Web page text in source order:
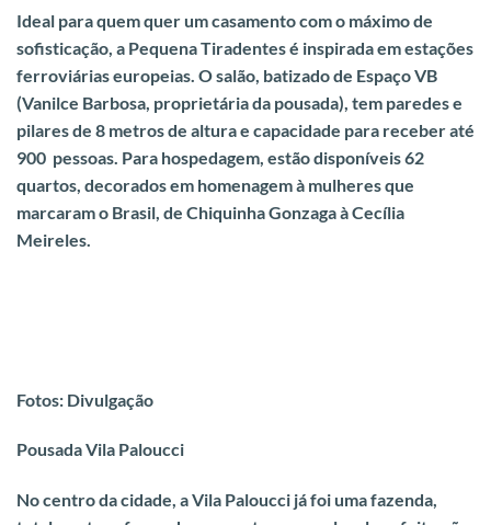
Ideal para quem quer um casamento com o máximo de
sofisticação , a Pequena Tiradentes é inspirada em estações
ferroviárias europeias. O salão, batizado de Espaço VB
(Vanilce Barbosa, proprietária da pousada), tem paredes e
pilares de 8 metros de altura e capacidade para receber até
900 pessoas. Para hospedagem, estão disponíveis 62
quartos, decorados em homenagem à mulheres que
marcaram o Brasil, de Chiquinha Gonzaga à Cecília
Meireles.
Fotos: Divulgação
Pousada Vila Paloucci
No centro da cidade, a Vila Paloucci já foi uma fazenda,